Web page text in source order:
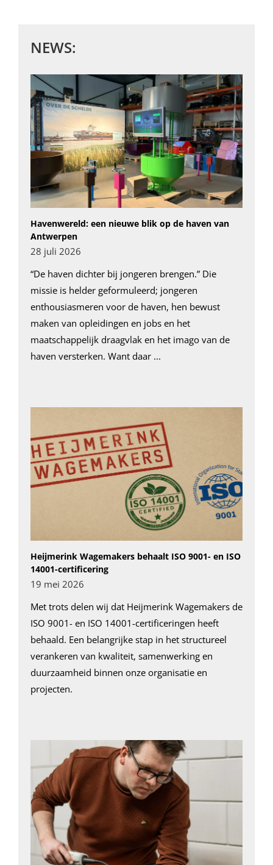
NEWS:
Havenwereld: een nieuwe blik op de haven van
Antwerpen
28 juli 2026
“De haven dichter bij jongeren brengen.” Die
missie is helder geformuleerd; jongeren
enthousiasmeren voor de haven, hen bewust
maken van opleidingen en jobs en het
maatschappelijk draagvlak en het imago van de
haven versterken. Want daar ...
Heijmerink Wagemakers behaalt ISO 9001- en ISO
14001-certificering
19 mei 2026
Met trots delen wij dat Heijmerink Wagemakers de
ISO 9001- en ISO 14001-certificeringen heeft
behaald. Een belangrijke stap in het structureel
verankeren van kwaliteit, samenwerking en
duurzaamheid binnen onze organisatie en
projecten.